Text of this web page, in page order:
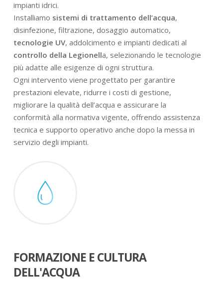
impianti idrici.
Installiamo sistemi di trattamento dell’acqua,
disinfezione, filtrazione, dosaggio automatico,
tecnologie UV, addolcimento e impianti dedicati al
controllo della Legionella, selezionando le tecnologie
più adatte alle esigenze di ogni struttura.
Ogni intervento viene progettato per garantire
prestazioni elevate, ridurre i costi di gestione,
migliorare la qualità dell’acqua e assicurare la
conformità alla normativa vigente, offrendo assistenza
tecnica e supporto operativo anche dopo la messa in
servizio degli impianti.
FORMAZIONE E CULTURA
DELL'ACQUA